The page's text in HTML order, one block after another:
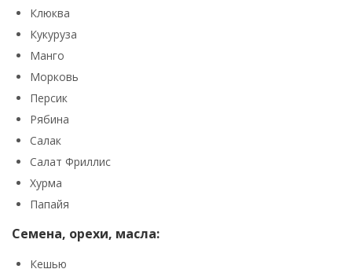
Клюква
Кукуруза
Манго
Морковь
Персик
Рябина
Салак
Салат Фриллис
Хурма
Папайя
Семена, орехи, масла:
Кешью